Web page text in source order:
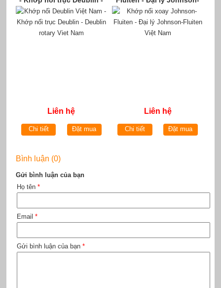
Deublin rotary Viet Nam
Liên hệ
Chi tiết Đặt mua
Fluiten Việt Nam
Liên hệ
Chi tiết Đặt mua
Bình luận (0)
Gửi bình luận của bạn
Họ tên *
Email *
Gửi bình luận của bạn *